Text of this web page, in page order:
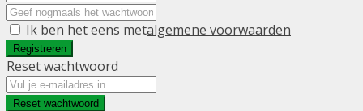
Ik ben het eens metalgemene voorwaarden
Registreren
Reset wachtwoord
Reset wachtwoord